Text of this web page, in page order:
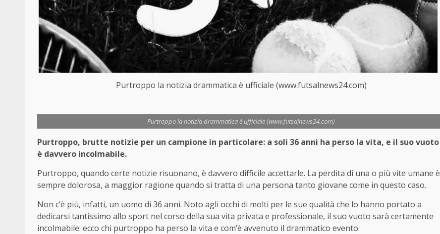
Purtroppo la notizia drammatica è ufficiale (www.futsalnews24.com)
Purtroppo la notizia drammatica è ufficiale (www.futsalnews24.com)
Purtroppo, brutte notizie per un campione in particolare: a soli 36 anni ha perso la vita, e il suo vuoto
è davvero incolmabile.
Purtroppo, quando certe notizie risuonano, è davvero difficile accettarle. La perdita di una o più vite umane è
sempre dolorosa, a maggior ragione quando si tratta di una persona tanto giovane come in questo caso.
Non c’è più, infatti, un uomo di 36 anni. Noto agli occhi di molti per le sue qualità che lo hanno portato a
dedicarsi tantissimo allo sport nel corso della sua vita privata e professionale, il suo vuoto sarà certamente
incolmabile: ecco chi purtroppo ha perso la vita e com’è avvenuto il drammatico evento.